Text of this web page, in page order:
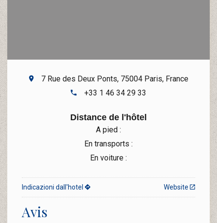
7 Rue des Deux Ponts, 75004 Paris, France
+33 1 46 34 29 33
Distance de l'hôtel
A pied :
En transports :
En voiture :
Website
Indicazioni dall'hotel
Avis